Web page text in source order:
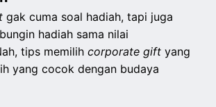
gak cuma soal hadiah, tapi juga
hadiah sama nilai
tips memilihcorporate giftyang
yang cocok dengan budaya